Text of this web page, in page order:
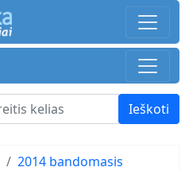
2014 bandomasis